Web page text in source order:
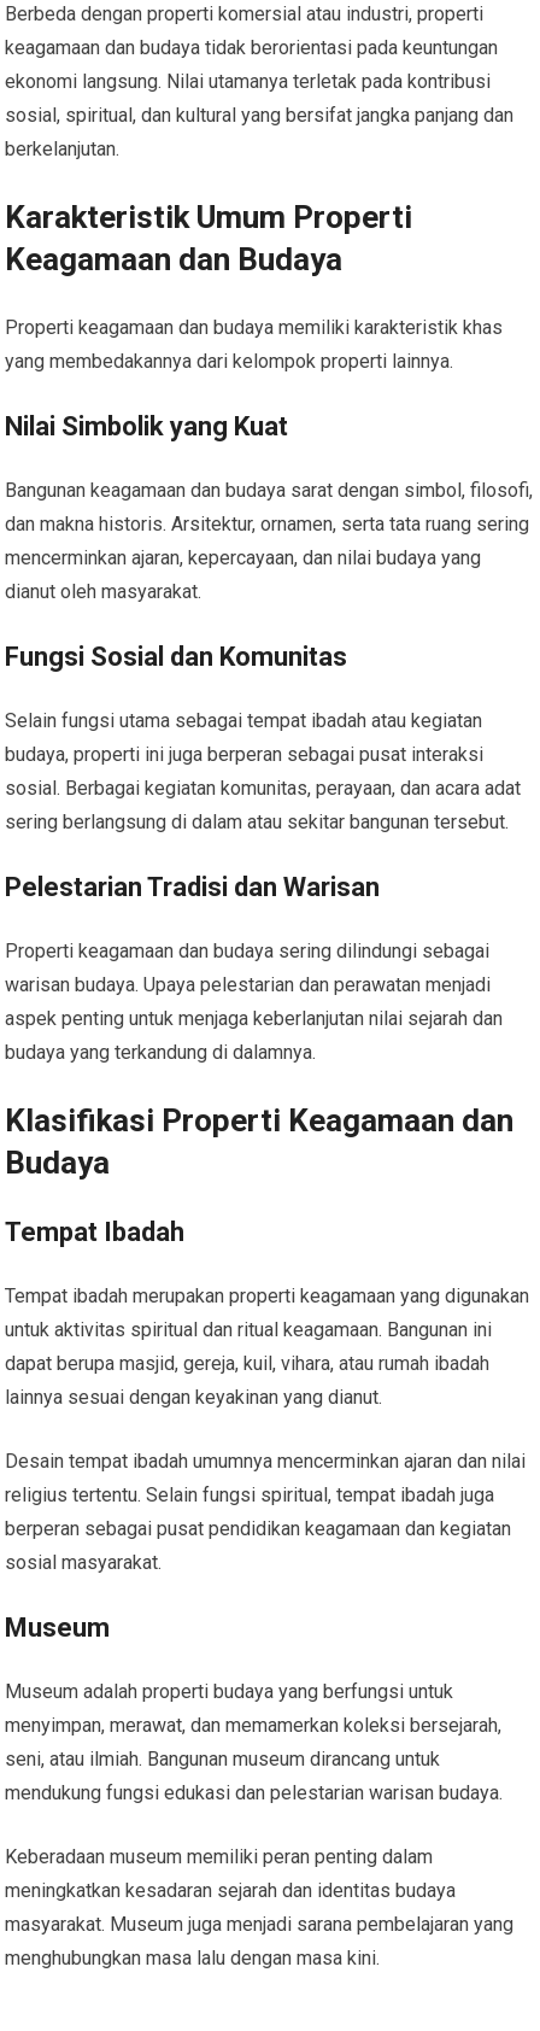
Berbeda dengan properti komersial atau industri, properti
keagamaan dan budaya tidak berorientasi pada keuntungan
ekonomi langsung. Nilai utamanya terletak pada kontribusi
sosial, spiritual, dan kultural yang bersifat jangka panjang dan
berkelanjutan.
Karakteristik Umum Properti
Keagamaan dan Budaya
Properti keagamaan dan budaya memiliki karakteristik khas
yang membedakannya dari kelompok properti lainnya.
Nilai Simbolik yang Kuat
Bangunan keagamaan dan budaya sarat dengan simbol, filosofi,
dan makna historis. Arsitektur, ornamen, serta tata ruang sering
mencerminkan ajaran, kepercayaan, dan nilai budaya yang
dianut oleh masyarakat.
Fungsi Sosial dan Komunitas
Selain fungsi utama sebagai tempat ibadah atau kegiatan
budaya, properti ini juga berperan sebagai pusat interaksi
sosial. Berbagai kegiatan komunitas, perayaan, dan acara adat
sering berlangsung di dalam atau sekitar bangunan tersebut.
Pelestarian Tradisi dan Warisan
Properti keagamaan dan budaya sering dilindungi sebagai
warisan budaya. Upaya pelestarian dan perawatan menjadi
aspek penting untuk menjaga keberlanjutan nilai sejarah dan
budaya yang terkandung di dalamnya.
Klasifikasi Properti Keagamaan dan
Budaya
Tempat Ibadah
Tempat ibadah merupakan properti keagamaan yang digunakan
untuk aktivitas spiritual dan ritual keagamaan. Bangunan ini
dapat berupa masjid, gereja, kuil, vihara, atau rumah ibadah
lainnya sesuai dengan keyakinan yang dianut.
Desain tempat ibadah umumnya mencerminkan ajaran dan nilai
religius tertentu. Selain fungsi spiritual, tempat ibadah juga
berperan sebagai pusat pendidikan keagamaan dan kegiatan
sosial masyarakat.
Museum
Museum adalah properti budaya yang berfungsi untuk
menyimpan, merawat, dan memamerkan koleksi bersejarah,
seni, atau ilmiah. Bangunan museum dirancang untuk
mendukung fungsi edukasi dan pelestarian warisan budaya.
Keberadaan museum memiliki peran penting dalam
meningkatkan kesadaran sejarah dan identitas budaya
masyarakat. Museum juga menjadi sarana pembelajaran yang
menghubungkan masa lalu dengan masa kini.